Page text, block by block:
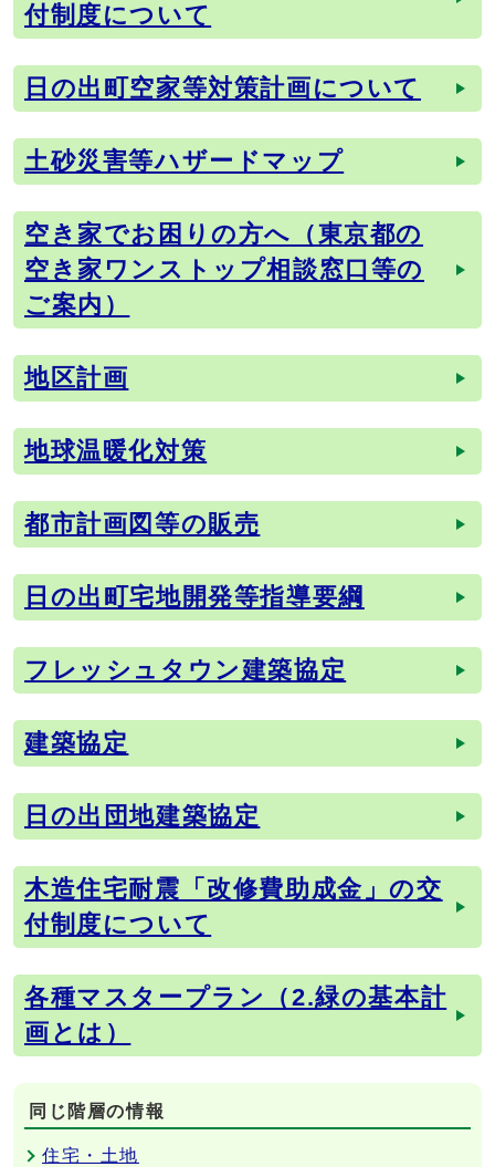
付制度について
日の出町空家等対策計画について
土砂災害等ハザードマップ
空き家でお困りの方へ（東京都の
空き家ワンストップ相談窓口等の
ご案内）
地区計画
地球温暖化対策
都市計画図等の販売
日の出町宅地開発等指導要綱
フレッシュタウン建築協定
建築協定
日の出団地建築協定
木造住宅耐震「改修費助成金」の交
付制度について
各種マスタープラン（2.緑の基本計
画とは）
同じ階層の情報
住宅・土地